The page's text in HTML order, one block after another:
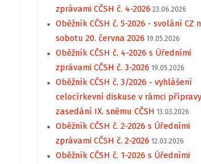
zprávami CČSH č. 4-2026 23.06.2026
Oběžník CČSH č. 5-2026 - svolání CZ
sobotu 20. června 2026 19.05.2026
Oběžník CČSH č. 4-2026 s Úředními
zprávami CČSH č. 3-2026 19.05.2026
Oběžník CČSH č. 3/2026 - vyhlášení
celocírkevní diskuse v rámci
zasedání IX. sněmu CČSH 13.03.2026
Oběžník CČSH č. 2-2026 s Úředními
zprávami CČSH č. 2-2026 12.03.2026
Oběžník CČSH č. 1-2026 s Úředními